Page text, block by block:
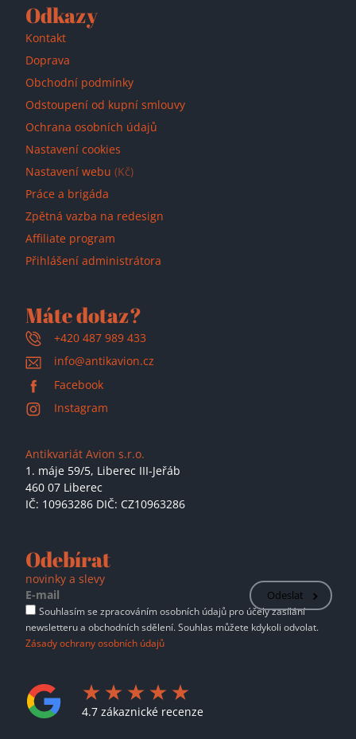
Odkazy
Kontakt
Doprava
Obchodní podmínky
Odstoupení od kupní smlouvy
Ochrana osobních údajů
Nastavení cookies
Nastavení webu (Kč)
Práce a brigáda
Zpětná vazba na redesign
Affiliate program
Přihlášení administrátora
Máte dotaz?
+420 487 989 433
info@antikavion.cz
Facebook
Instagram
Antikvariát Avion s.r.o.
1. máje 59/5, Liberec III-Jeřáb
460 07 Liberec
IČ: 10963286 DIČ: CZ10963286
Odebírat
novinky a slevy
Odeslat
Souhlasím se zpracováním osobních údajů pro účely zasílání
newsletteru a obchodních sdělení. Souhlas můžete kdykoli odvolat.
Zásady ochrany osobních údajů
4.7 zákaznické recenze